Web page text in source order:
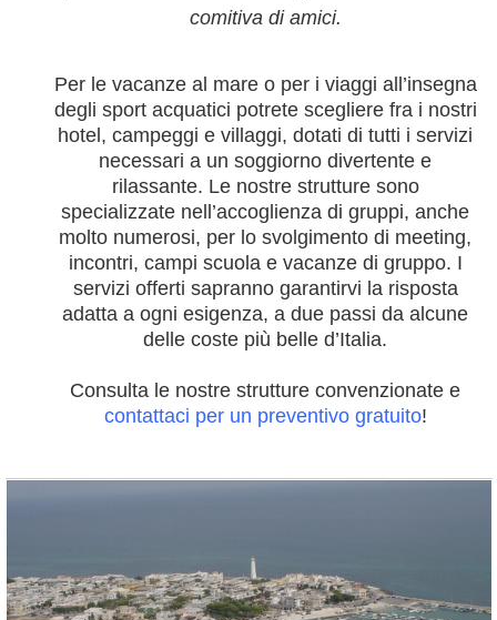
comitiva di amici.
Per le vacanze al mare o per i viaggi all’insegna
degli sport acquatici potrete scegliere fra i nostri
hotel, campeggi e villaggi, dotati di tutti i servizi
necessari a un soggiorno divertente e
rilassante. Le nostre strutture sono
specializzate nell’accoglienza di gruppi, anche
molto numerosi, per lo svolgimento di meeting,
incontri, campi scuola e vacanze di gruppo. I
servizi offerti sapranno garantirvi la risposta
adatta a ogni esigenza, a due passi da alcune
delle coste più belle d’Italia.
Consulta le nostre strutture convenzionate e
contattaci per un preventivo gratuito!